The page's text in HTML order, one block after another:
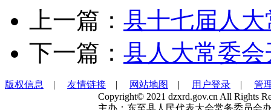
上一篇： 县十七届人
下一篇： 县人大常委
版权信息 友情链接 网站地图 用户登录
管
Copyright© 2021 dzxrd.gov.cn All Rights